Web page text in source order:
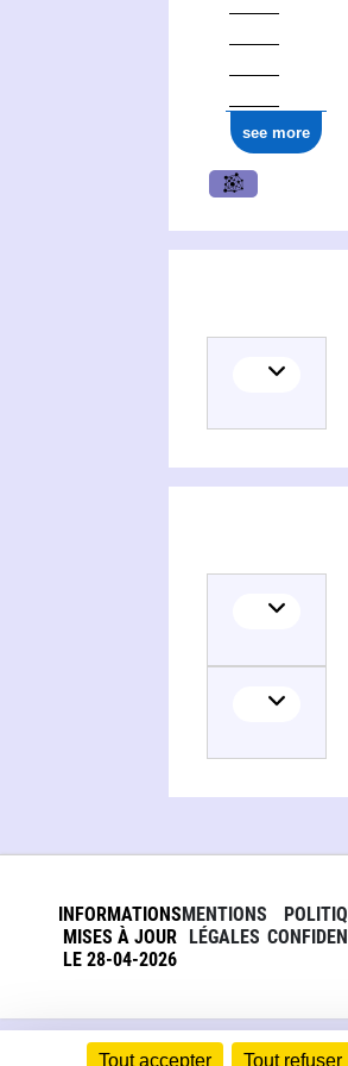
Tout accepter Tout refuser
see more
INFORMATIONS
MISES À JOUR
LE 28-04-2026
MENTIONS
LÉGALES